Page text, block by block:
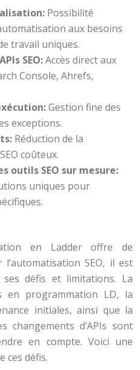
Possibilité
aux besoins
travail uniques.
SEO:Accès direct aux
Console, Ahrefs,
Gestion fine des
exceptions.
Réduction de la
coûteux.
outils SEO sur mesure:
uniques pour
en Ladder offre de
SEO, il est
défis et limitations. La
en programmation LD, la
initiales, ainsi que la
changements d’APIs sont
en compte. Voici une
ces défis.